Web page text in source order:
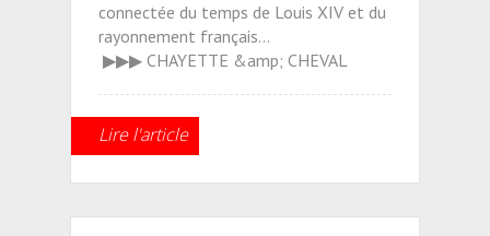
connectée du temps de Louis XIV et du
rayonnement français...
▶▶▶ CHAYETTE &amp; CHEVAL
Lire l'article